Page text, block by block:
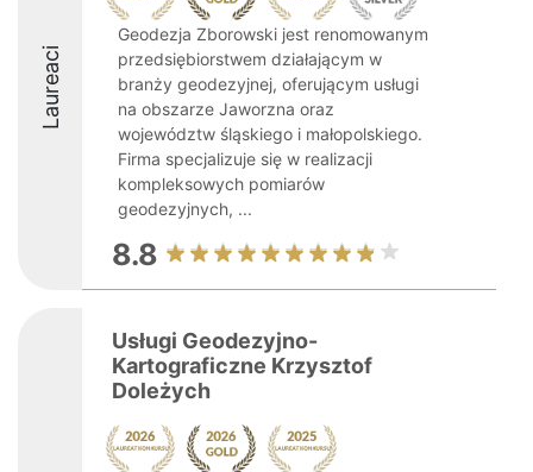
Laureaci
Geodezja Zborowski jest renomowanym
przedsiębiorstwem działającym w
branży geodezyjnej, oferującym usługi
na obszarze Jaworzna oraz
województw śląskiego i małopolskiego.
Firma specjalizuje się w realizacji
kompleksowych pomiarów
geodezyjnych, ...
8.8
Usługi Geodezyjno-
Kartograficzne Krzysztof
Doleżych